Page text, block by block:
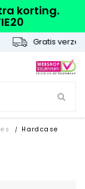
korting.
/
Hardcase